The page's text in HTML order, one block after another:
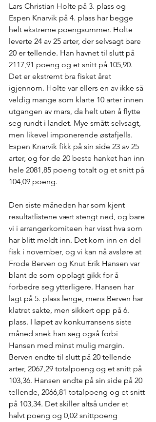
Lars Christian Holte på 3. plass og
Espen Knarvik på 4. plass har begge
helt ekstreme poengsummer. Holte
leverte 24 av 25 arter, der selvsagt bare
20 er tellende. Han havnet til slutt på
2117,91 poeng og et snitt på 105,90.
Det er ekstremt bra fisket året
igjennom. Holte var ellers en av ikke så
veldig mange som klarte 10 arter innen
utgangen av mars, da helt uten å flytte
seg rundt i landet. Mye smått selvsagt,
men likevel imponerende østafjells.
Espen Knarvik fikk på sin side 23 av 25
arter, og for de 20 beste hanket han inn
hele 2081,85 poeng totalt og et snitt på
104,09 poeng.
Den siste måneden har som kjent
resultatlistene vært stengt ned, og bare
vi i arrangørkomiteen har visst hva som
har blitt meldt inn. Det kom inn en del
fisk i november, og vi kan nå avsløre at
Frode Berven og Knut Erik Hansen var
blant de som opplagt gikk for å
forbedre seg ytterligere. Hansen har
lagt på 5. plass lenge, mens Berven har
klatret sakte, men sikkert opp på 6.
plass. I løpet av konkurransens siste
måned snek han seg også forbi
Hansen med minst mulig margin.
Berven endte til slutt på 20 tellende
arter, 2067,29 totalpoeng og et snitt på
103,36. Hansen endte på sin side på 20
tellende, 2066,81 totalpoeng og et snitt
på 103,34. Det skiller altså under et
halvt poeng og 0,02 snittpoeng